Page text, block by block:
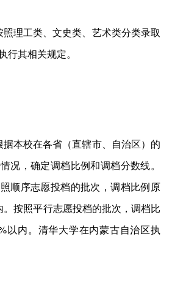
理工类、文史类、艺术类分类录取
行其相关规定。
本校在各省（直辖市、自治区）的
况，确定调档比例和调档分数线。
顺序志愿投档的批次，调档比例原
按照平行志愿投档的批次，调档比
以内。清华大学在内蒙古自治区执